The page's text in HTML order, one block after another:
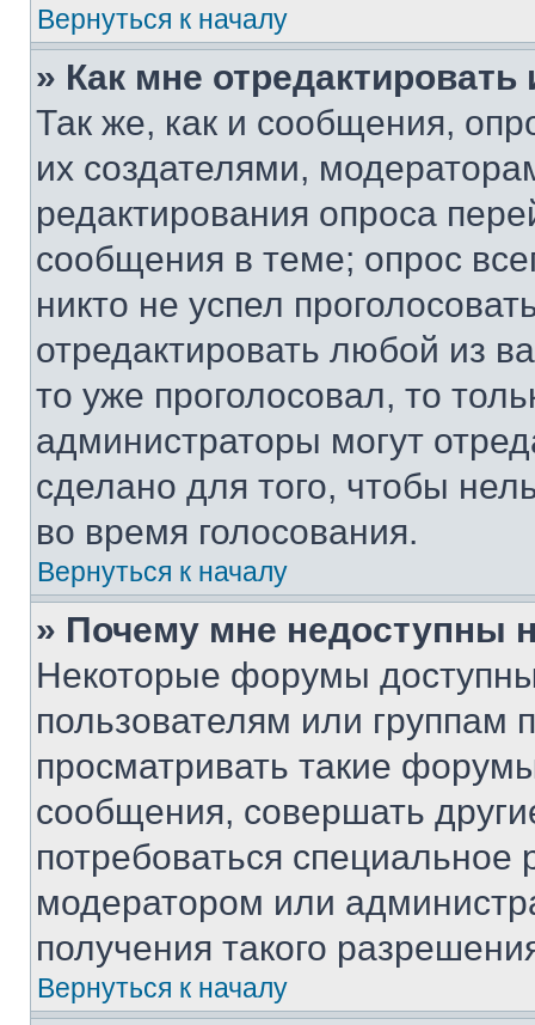
Вернуться к началу
» Как мне
Так же, как и сообщения,
их создателями,
редактирования опроса
сообщения в теме; опрос
никто не успел
отредактировать любой из
то уже проголосовал, то
администраторы могут
сделано для того, чтобы
во время голосования.
Вернуться к началу
» Почему мне недоступны
Некоторые форумы
пользователям или группам
просматривать такие
сообщения, совершать
потребоваться
модератором или
получения такого
Вернуться к началу